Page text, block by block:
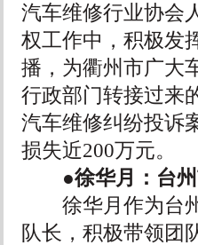
汽车维修行业协会
权工作中，积极发
播，为衢州市广大
行政部门转接过来
汽车维修纠纷投诉
损失近200万元。
●徐华月：台州
徐华月作为台州
队长，积极带领团